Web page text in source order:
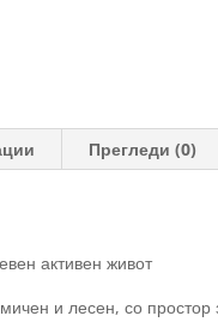
Прегледи (0)
активен живот
и лесен, со